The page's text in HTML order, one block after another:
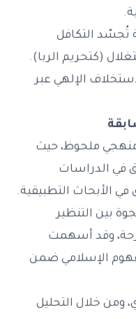
تُجسّد التكافل
(كتحريم الربا).
الإلهي عبر
منهجي ملحوظ، حيث
في الدراسات
في الأبحاث التطبيقية.
بين التنظير
وقد أسهمت
الإسلامي ضمن
ومن خلال التحليل